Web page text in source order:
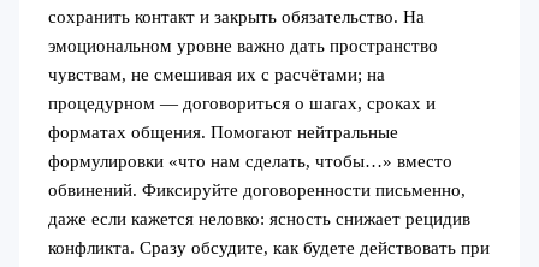
сохранить контакт и закрыть обязательство. На
эмоциональном уровне важно дать пространство
чувствам, не смешивая их с расчётами; на
процедурном — договориться о шагах, сроках и
форматах общения. Помогают нейтральные
формулировки «что нам сделать, чтобы…» вместо
обвинений. Фиксируйте договоренности письменно,
даже если кажется неловко: ясность снижает рецидив
конфликта. Сразу обсудите, как будете действовать при